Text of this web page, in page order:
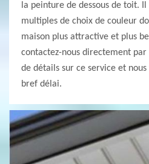
la peinture de dessous de toit.
multiples de choix de couleur
maison plus attractive et plus
contactez-nous directement
de détails sur ce service et
bref délai.